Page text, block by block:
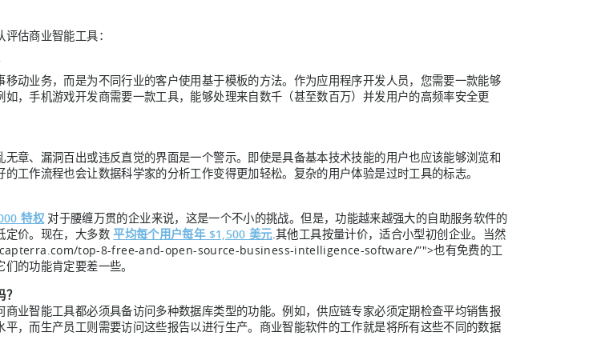
估商业智能工具：
移动业务，而是为不同行业的客户使用基于模板的方法。作为应用程序开发人员，您需要一款能够
如，手机游戏开发商需要一款工具，能够处理来自数千（甚至数百万）并发用户的高频率安全更
无章、漏洞百出或违反直觉的界面是一个警示。即使是具备基本技术技能的用户也应该能够浏览和
工作流程也会让数据科学家的分析工作变得更加轻松。复杂的用户体验是过时工具的标志。
特权对于腰缠万贯的企业来说，这是一个不小的挑战。但是，功能越来越强大的自助服务软件的
定价。现在，大多数平均每个用户每年 $1,500 美元.其他工具按量计价，适合小型初创企业。当然
top-8-free-and-open-source-business-intelligence-software/”">也有免费的工
的功能肯定要差一些。
商业智能工具都必须具备访问多种数据库类型的功能。例如，供应链专家必须定期检查平均销售报
平，而生产员工则需要访问这些报告以进行生产。商业智能软件的工作就是将所有这些不同的数据